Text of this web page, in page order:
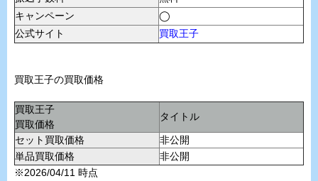
キャンペーン
◯
公式サイト
買取王子
買取王子の買取価格
買取王子
買取価格
タイトル
セット買取価格
非公開
単品買取価格
非公開
※2026/04/11 時点